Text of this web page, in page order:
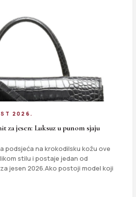
2026.
za jesen: Luksuz u punom sjaju
podsjeća na krokodilsku kožu ove
stilu i postaje jedan od
jesen 2026.Ako postoji model koji